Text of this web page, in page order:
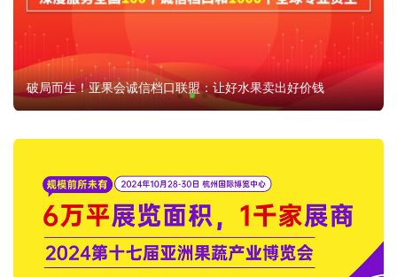
破局而生！亚果会诚信档口联盟：让好水果卖出好价钱